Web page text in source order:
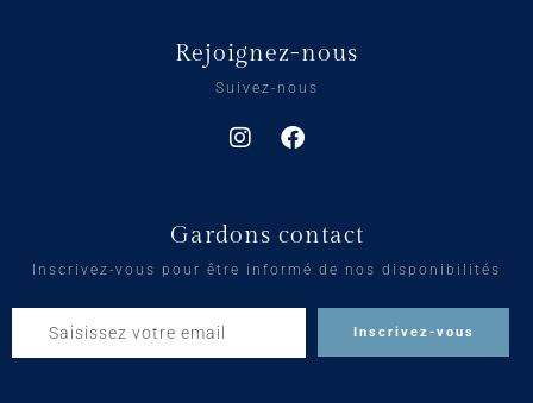
Rejoignez-nous
Suivez-nous
Gardons contact
Inscrivez-vous pour être informé de nos disponibilités